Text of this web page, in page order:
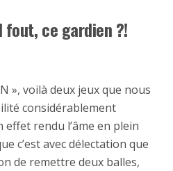
fout, ce gardien ?!
», voilà deux jeux que nous
considérablement
rendu l’âme en plein
c’est avec délectation que
de remettre deux balles,